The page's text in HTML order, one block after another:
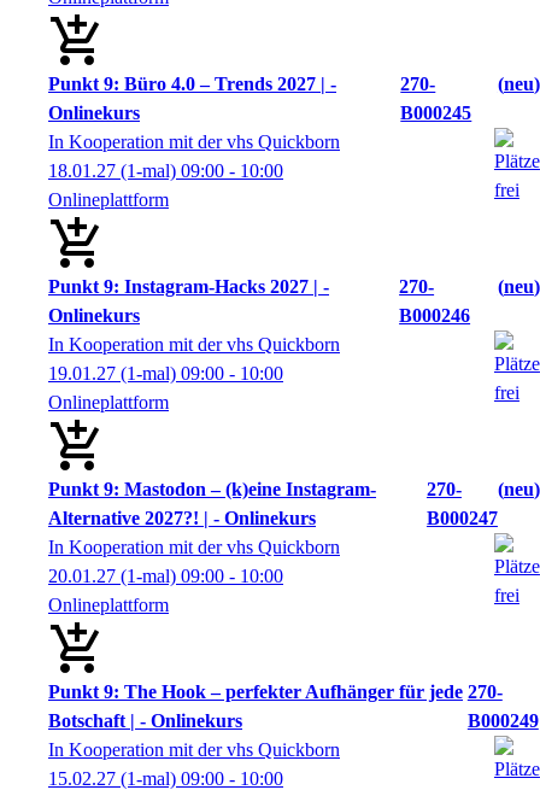
Punkt 9: Büro 4.0 – Trends 2027 | -
Onlinekurs
270-
B000245
neu
In Kooperation mit der vhs Quickborn
18.01.27 (1-mal) 09:00 - 10:00
Onlineplattform
Punkt 9: Instagram-Hacks 2027 | -
Onlinekurs
270-
B000246
neu
In Kooperation mit der vhs Quickborn
19.01.27 (1-mal) 09:00 - 10:00
Onlineplattform
Punkt 9: Mastodon – (k)eine Instagram-
Alternative 2027?! | - Onlinekurs
270-
B000247
neu
In Kooperation mit der vhs Quickborn
20.01.27 (1-mal) 09:00 - 10:00
Onlineplattform
Punkt 9: The Hook – perfekter Aufhänger für jede
Botschaft | - Onlinekurs
270-
B000249
In Kooperation mit der vhs Quickborn
15.02.27 (1-mal) 09:00 - 10:00